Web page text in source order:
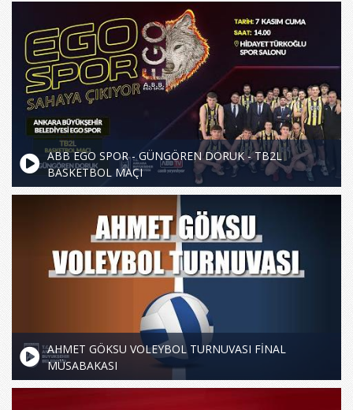
ABB EGO SPOR - GÜNGÖREN DORUK - TB2L
BASKETBOL MAÇI
AHMET GÖKSU VOLEYBOL TURNUVASI FİNAL
MÜSABAKASI